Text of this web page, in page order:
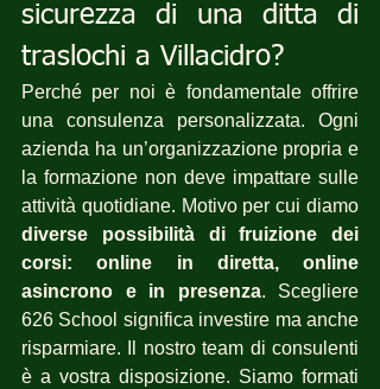
sicurezza di una ditta di
traslochi a Villacidro?
Perché per noi è fondamentale offrire
una consulenza personalizzata. Ogni
azienda ha un’organizzazione propria e
la formazione non deve impattare sulle
diverse possibilità di fruizione dei
corsi: online in diretta, online
asincrono e in presenza. Scegliere
626 School significa investire ma anche
risparmiare. Il nostro team di consulenti
è a vostra disposizione. Siamo formati